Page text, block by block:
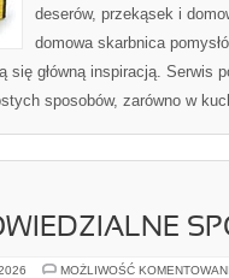
deserów, przekąsek i
domowa skarbnica
główną inspiracją. Serwis
sposobów, zarówno w
MOŻLIWOŚĆ